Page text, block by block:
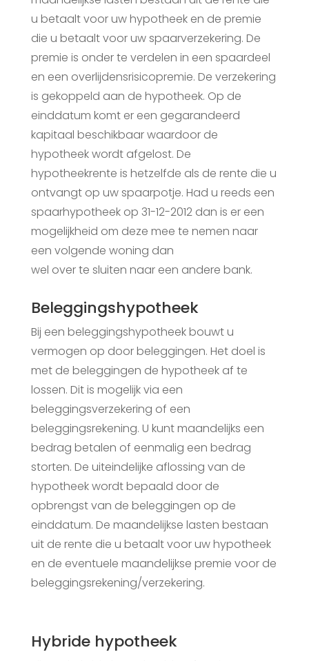
u betaalt voor uw hypotheek en de premie
die u betaalt voor uw spaarverzekering. De
premie is onder te verdelen in een spaardeel
en een overlijdensrisicopremie. De verzekering
is gekoppeld aan de hypotheek. Op de
einddatum komt er een gegarandeerd
kapitaal beschikbaar waardoor de
hypotheek wordt afgelost. De
hypotheekrente is hetzelfde als de rente die u
ontvangt op uw spaarpotje. Had u reeds een
spaarhypotheek op 31-12-2012 dan is er een
mogelijkheid om deze mee te nemen naar
een volgende woning dan
wel over te sluiten naar een andere bank.
Beleggingshypotheek
Bij een beleggingshypotheek bouwt u
vermogen op door beleggingen. Het doel is
met de beleggingen de hypotheek af te
lossen. Dit is mogelijk via een
beleggingsverzekering of een
beleggingsrekening. U kunt maandelijks een
bedrag betalen of eenmalig een bedrag
storten. De uiteindelijke aflossing van de
hypotheek wordt bepaald door de
opbrengst van de beleggingen op de
einddatum. De maandelijkse lasten bestaan
uit de rente die u betaalt voor uw hypotheek
en de eventuele maandelijkse premie voor de
beleggingsrekening/verzekering.
Hybride hypotheek